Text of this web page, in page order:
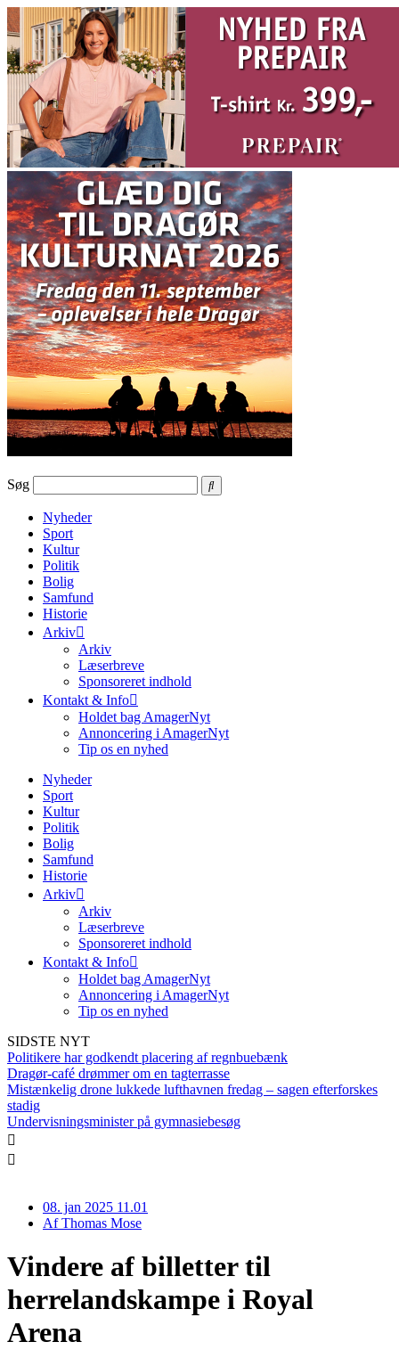
Videre
til
indhold
Søg
Nyheder
Sport
Kultur
Politik
Bolig
Samfund
Historie
Arkiv
Arkiv
Læserbreve
Sponsoreret indhold
Kontakt & Info
Holdet bag AmagerNyt
Annoncering i AmagerNyt
Tip os en nyhed
Nyheder
Sport
Kultur
Politik
Bolig
Samfund
Historie
Arkiv
Arkiv
Læserbreve
Sponsoreret indhold
Kontakt & Info
Holdet bag AmagerNyt
Annoncering i AmagerNyt
Tip os en nyhed
SIDSTE NYT
Politikere har godkendt placering af regnbuebænk
Dragør-café drømmer om en tagterrasse
Mistænkelig drone lukkede lufthavnen fredag – sagen efterforskes
stadig
Undervisningsminister på gymnasiebesøg
08. jan 2025 11.01
AfThomas Mose
Vindere af billetter til
herrelandskampe i Royal
Arena